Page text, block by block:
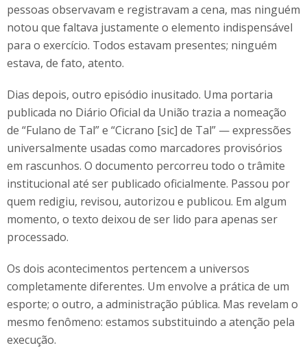
pessoas observavam e registravam a cena, mas ninguém
notou que faltava justamente o elemento indispensável
para o exercício. Todos estavam presentes; ninguém
estava, de fato, atento.
Dias depois, outro episódio inusitado. Uma portaria
publicada no Diário Oficial da União trazia a nomeação
de “Fulano de Tal” e “Cicrano [sic] de Tal” — expressões
universalmente usadas como marcadores provisórios
em rascunhos. O documento percorreu todo o trâmite
institucional até ser publicado oficialmente. Passou por
quem redigiu, revisou, autorizou e publicou. Em algum
momento, o texto deixou de ser lido para apenas ser
processado.
Os dois acontecimentos pertencem a universos
completamente diferentes. Um envolve a prática de um
esporte; o outro, a administração pública. Mas revelam o
mesmo fenômeno: estamos substituindo a atenção pela
execução.